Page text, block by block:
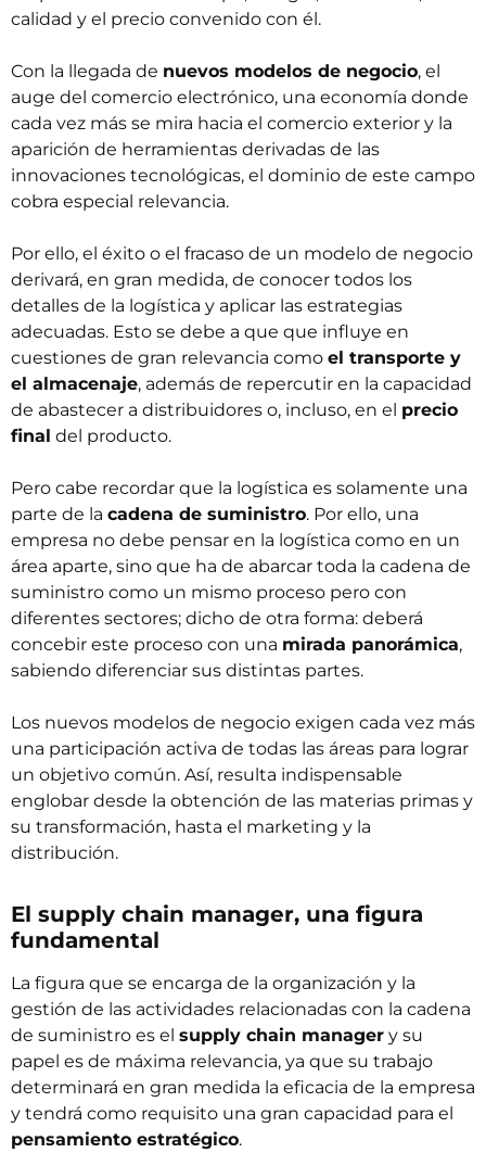
calidad y el precio convenido con él.
Con la llegada de nuevos modelos de negocio, el
auge del comercio electrónico, una economía donde
cada vez más se mira hacia el comercio exterior y la
aparición de herramientas derivadas de las
innovaciones tecnológicas, el dominio de este campo
cobra especial relevancia.
Por ello, el éxito o el fracaso de un modelo de negocio
derivará, en gran medida, de conocer todos los
detalles de la logística y aplicar las estrategias
adecuadas. Esto se debe a que que influye en
cuestiones de gran relevancia como el transporte y
el almacenaje, además de repercutir en la capacidad
de abastecer a distribuidores o, incluso, en el precio
final del producto.
Pero cabe recordar que la logística es solamente una
parte de la cadena de suministro. Por ello, una
empresa no debe pensar en la logística como en un
área aparte, sino que ha de abarcar toda la cadena de
suministro como un mismo proceso pero con
diferentes sectores; dicho de otra forma: deberá
concebir este proceso con una mirada panorámica,
sabiendo diferenciar sus distintas partes.
Los nuevos modelos de negocio exigen cada vez más
una participación activa de todas las áreas para lograr
un objetivo común. Así, resulta indispensable
englobar desde la obtención de las materias primas y
su transformación, hasta el marketing y la
distribución.
El supply chain manager, una figura
fundamental
La figura que se encarga de la organización y la
gestión de las actividades relacionadas con la cadena
de suministro es el supply chain manager y su
papel es de máxima relevancia, ya que su trabajo
determinará en gran medida la eficacia de la empresa
y tendrá como requisito una gran capacidad para el
pensamiento estratégico.